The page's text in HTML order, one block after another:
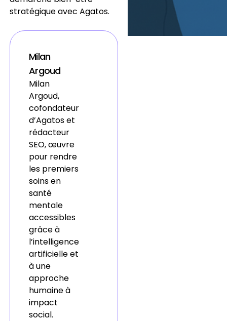
stratégique avec Agatos.
Milan
Argoud
Milan
Argoud,
cofondateur
d’Agatos et
rédacteur
SEO, œuvre
pour rendre
les premiers
soins en
santé
mentale
accessibles
grâce à
l’intelligence
artificielle et
à une
approche
humaine à
impact
social.